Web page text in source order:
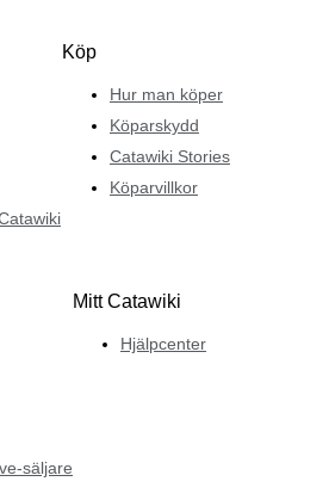
Köp
Hur man köper
Köparskydd
Catawiki Stories
Köparvillkor
säljare
Mitt Catawiki
Hjälpcenter